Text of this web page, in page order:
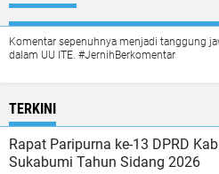
Komentar sepenuhnya menjadi tanggung
dalam UU ITE. #JernihBerkomentar
TERKINI
Rapat Paripurna ke-13 DPRD
Sukabumi Tahun Sidang 2026